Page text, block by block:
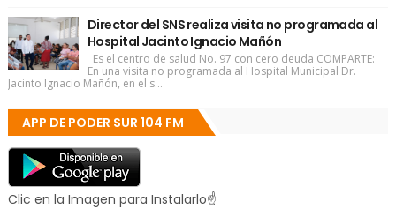
Director del SNS realiza visita no programada al
Hospital Jacinto Ignacio Mañón
Es el centro de salud No. 97 con cero deuda COMPARTE:
En una visita no programada al Hospital Municipal Dr.
Jacinto Ignacio Mañón, en el s...
APP DE PODER SUR 104 FM
Clic en la Imagen para Instalarlo☝